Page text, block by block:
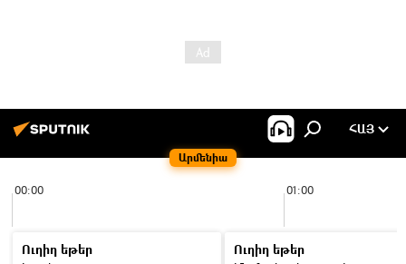
Արմենիա
ՀԱՅ
00:00 01:00
Ուղիղ եթեր
Ուղիղ եթեր